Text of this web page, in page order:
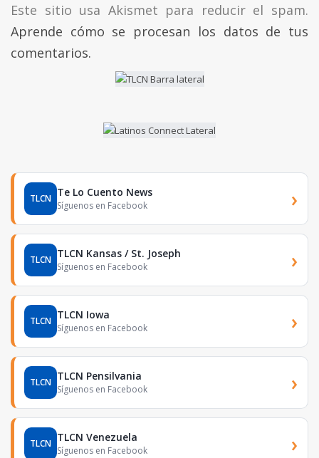
Este sitio usa Akismet para reducir el spam.
Aprende cómo se procesan los datos de tus
comentarios.
TLCN Te Lo Cuento News
Síguenos en Facebook ›
TLCN TLCN Kansas / St. Joseph
Síguenos en Facebook ›
TLCN TLCN Iowa
Síguenos en Facebook ›
TLCN TLCN Pensilvania
Síguenos en Facebook ›
TLCN TLCN Venezuela
Síguenos en Facebook ›